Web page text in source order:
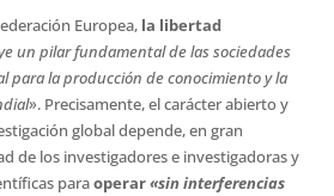
Europea, la libertad
un pilar fundamental de las sociedades
para la producción de conocimiento y la
». Precisamente, el carácter abierto y
global depende, en gran
de los investigadores e investigadoras y
paraoperar«sin interferencias